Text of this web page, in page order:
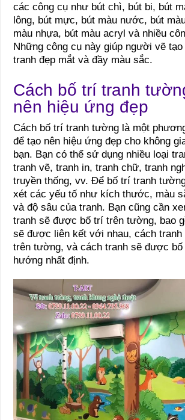
các công cụ như bút chì, bút bi, bút
lông, bút mực, bút màu nước, bút
màu nhựa, bút màu acryl và nhiều
Những công cụ này giúp người vẽ
tranh đẹp mắt và đầy màu sắc.
Cách bố trí tranh
nên hiệu ứng đẹp
Cách bố trí tranh tường là một
để tạo nên hiệu ứng đẹp cho không
bạn. Bạn có thể sử dụng nhiều loại
tranh vẽ, tranh in, tranh chữ, tranh
truyền thống, vv. Để bố trí tranh
xét các yếu tố như kích thước, màu
và độ sâu của tranh. Bạn cũng cần
tranh sẽ được bố trí trên tường, bao
sẽ được liên kết với nhau, cách
trên tường, và cách tranh sẽ được
hướng nhất định.